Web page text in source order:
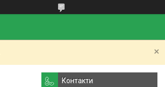
Контакти